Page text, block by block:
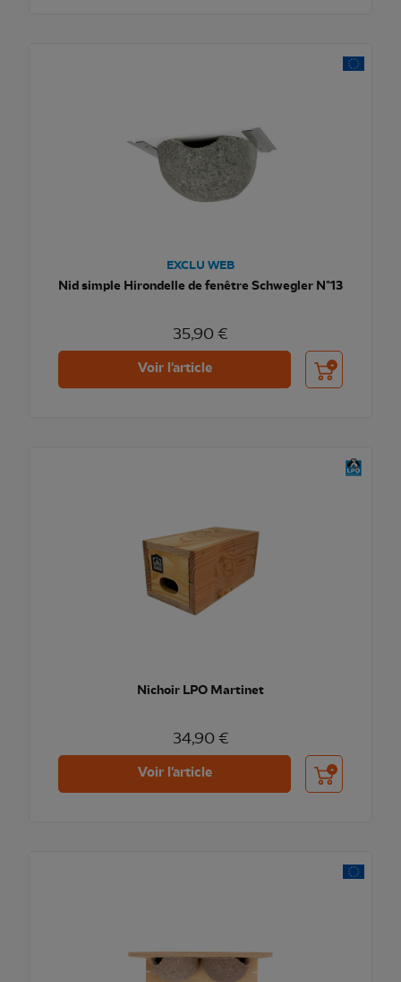
EXCLU WEB
Nid simple Hirondelle de fenêtre Schwegler N°13
35,90 €
Voir l'article Ajouter au
Nichoir LPO Martinet
34,90 €
Voir l'article Ajouter au